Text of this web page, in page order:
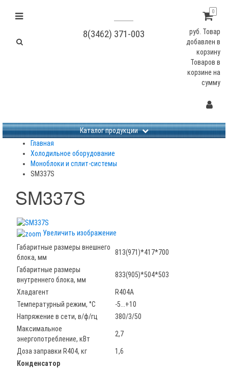
8(3462) 371-003
0
руб. Товар
добавлен в
корзину
Товаров в
корзине на
сумму
Не заданы изображения Каталог продукции
Главная
Холодильное оборудование
Моноблоки и сплит-системы
SM337S
SM337S
Увеличить изображение
Габаритные размеры внешнего
блока, мм
813(971)*417*700
Габаритные размеры
внутреннего блока, мм
833(905)*504*503
Хладагент
R404A
Температурный режим, °С
-5...+10
Напряжение в сети, в/ф/гц
380/3/50
Maксимальное
энергопотребление, кВт
2,7
Доза заправки R404, кг
1,6
Конденсатор